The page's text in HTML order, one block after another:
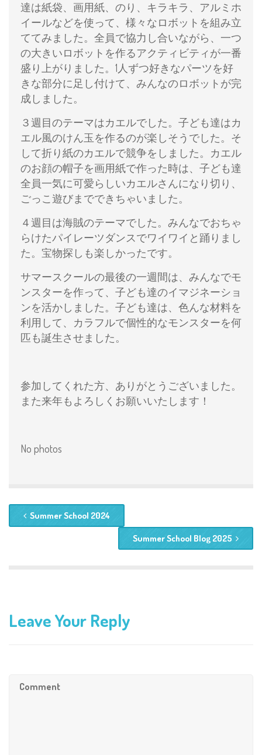
達は紙袋、画用紙、のり、キラキラ、アルミホ
イールなどを使って、様々なロボットを組み立
ててみました。全員で協力し合いながら、一つ
の大きいロボットを作るアクティビティが一番
盛り上がりました。1人ずつ好きなパーツを好
きな部分に足し付けて、みんなのロボットが完
成しました。
３週目のテーマはカエルでした。子ども達はカ
エル風のけん玉を作るのが楽しそうでした。そ
して折り紙のカエルで競争をしました。カエル
のお顔の帽子を画用紙で作った時は、子ども達
全員一気に可愛らしいカエルさんになり切り、
ごっこ遊びまでできちゃいました。
４週目は海賊のテーマでした。みんなでおちゃ
らけたパイレーツダンスでワイワイと踊りまし
た。宝物探しも楽しかったです。
サマースクールの最後の一週間は、みんなでモ
ンスターを作って、子ども達のイマジネーショ
ンを活かしました。子ども達は、色んな材料を
利用して、カラフルで個性的なモンスターを何
匹も誕生させました。
参加してくれた方、ありがとうございました。
また来年もよろしくお願いいたします！
No photos
Summer School 2024
Summer School Blog 2025
Leave Your Reply